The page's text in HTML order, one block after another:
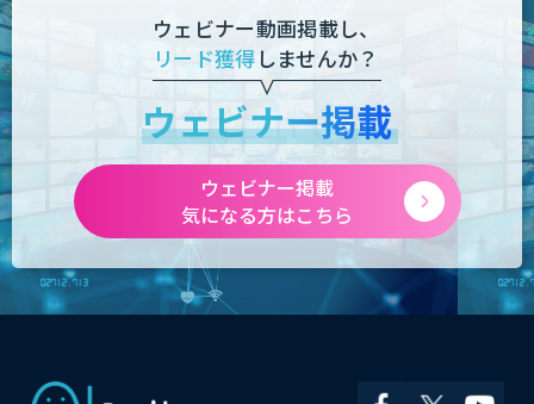
ウェビナー動画掲載し、
リード獲得 しませんか？
ウェビナー掲載
ウェビナー掲載
気になる方はこちら